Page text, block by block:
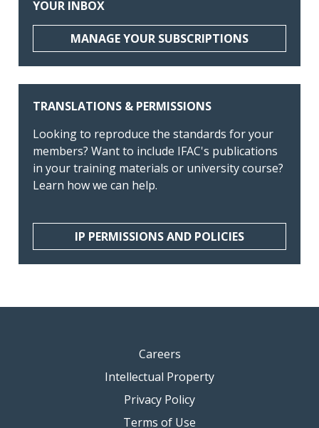
YOUR INBOX
MANAGE YOUR SUBSCRIPTIONS
TRANSLATIONS & PERMISSIONS
Looking to reproduce the standards for your
members? Want to include IFAC's publications
in your training materials or university course?
Learn how we can help.
IP PERMISSIONS AND POLICIES
Careers
Intellectual Property
Privacy Policy
Terms of Use